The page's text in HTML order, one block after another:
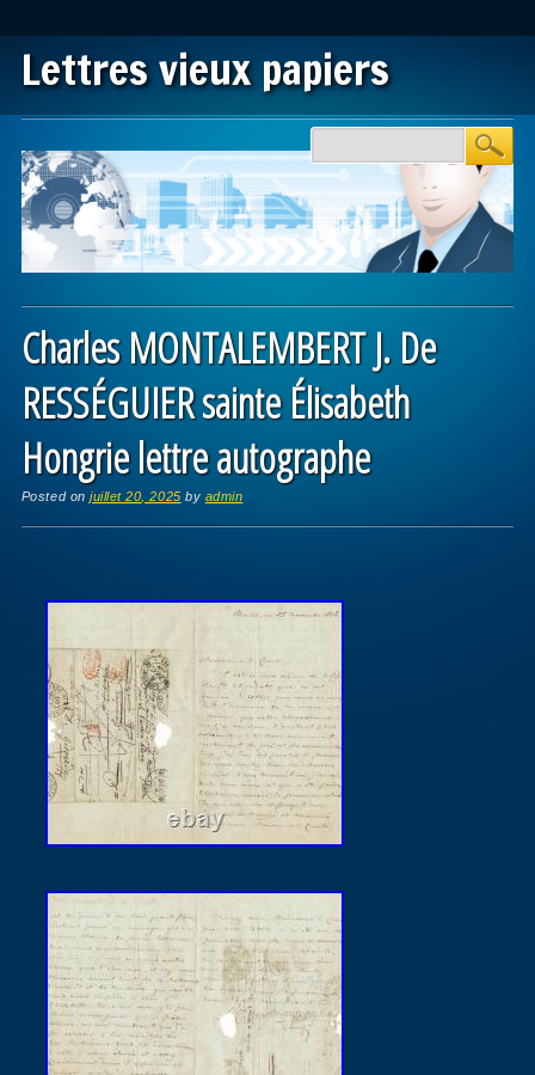
Lettres vieux papiers
Main menu
Charles MONTALEMBERT J. De
RESSÉGUIER sainte Élisabeth
Hongrie lettre autographe
Posted onjuillet 20, 2025 by admin